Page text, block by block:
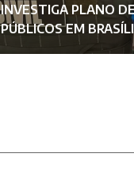
INVESTIGA PLANO
PÚBLICOS EM